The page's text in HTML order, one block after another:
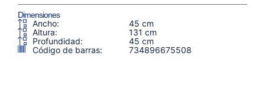
Dimensiones
Ancho:
45 cm
Altura:
131 cm
Profundidad:
45 cm
Código de barras:
734896675508